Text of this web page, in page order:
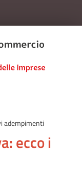
adempimenti
ecco i